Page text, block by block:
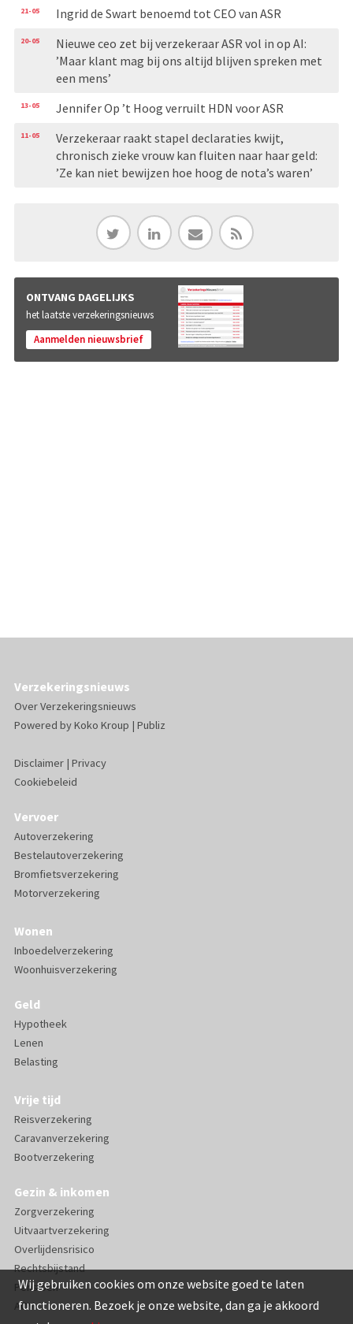
Wij gebruiken cookies om onze website goed te laten
functioneren. Bezoek je onze website, dan ga je akkoord
21-05 Ingrid de Swart benoemd tot CEO van ASR
20-05
Nieuwe ceo zet bij verzekeraar ASR vol in op AI:
’Maar klant mag bij ons altijd blijven spreken met
een mens’
13-05 Jennifer Op ’t Hoog verruilt HDN voor ASR
11-05
Verzekeraar raakt stapel declaraties kwijt,
chronisch zieke vrouw kan fluiten naar haar geld:
’Ze kan niet bewijzen hoe hoog de nota’s waren’
ONTVANG DAGELIJKS
het laatste verzekeringsnieuws
Aanmelden nieuwsbrief
Verzekeringsnieuws
Over Verzekeringsnieuws
Powered byKoko Kroup | Publiz
Disclaimer| Privacy
Cookiebeleid
Vervoer
Autoverzekering
Bestelautoverzekering
Bromfietsverzekering
Motorverzekering
Wonen
Inboedelverzekering
Woonhuisverzekering
Geld
Hypotheek
Lenen
Belasting
Vrije tijd
Reisverzekering
Caravanverzekering
Bootverzekering
Gezin & inkomen
Zorgverzekering
Uitvaartverzekering
Overlijdensrisico
Rechtsbijstand
Pensioen
AOV